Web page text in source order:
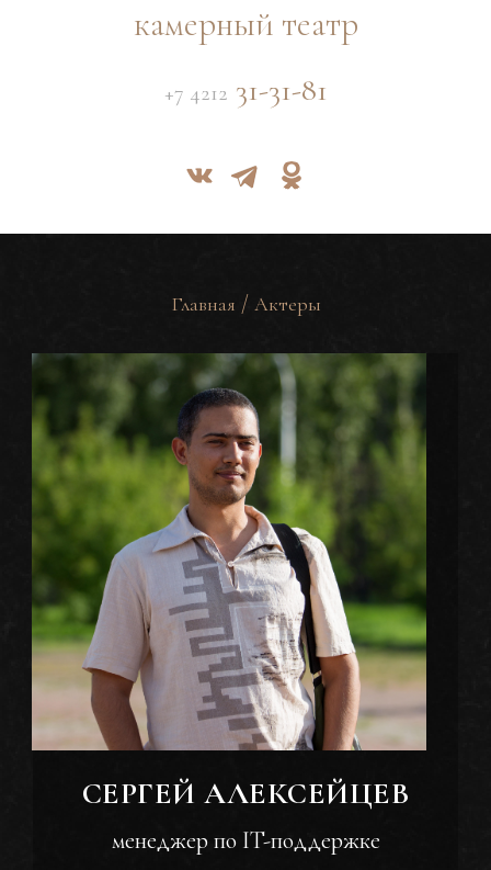
камерный театр
+7 4212 31-31-81
Главная / Актеры
СЕРГЕЙ АЛЕКСЕЙЦЕВ
менеджер по IT-поддержке